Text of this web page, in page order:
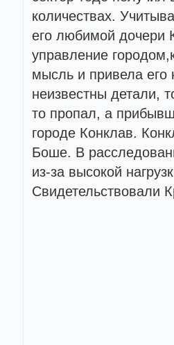
количествах.
его любимой дочери
управление
мысль и привела его
неизвестны детали,
то пропал, а
городе Конклав.
Боше. В
из-за высокой
Свидетельствовали